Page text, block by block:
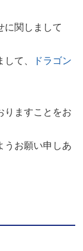
に関しまして
て、
ドラゴン
りますことをお
うお願い申しあ